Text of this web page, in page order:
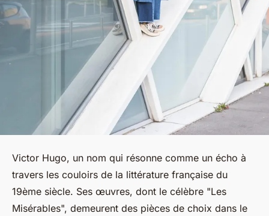
Victor Hugo, un nom qui résonne comme un écho à
travers les couloirs de la littérature française du
19ème siècle. Ses œuvres, dont le célèbre "Les
Misérables", demeurent des pièces de choix dans le